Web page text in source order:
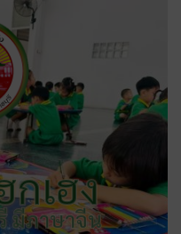
กเฮง
มีภาษาจีน